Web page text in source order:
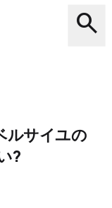
search
ルサイユの
?